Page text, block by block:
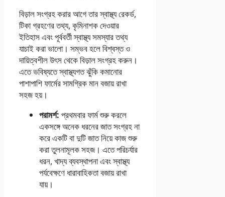
বিড়াল সংগ্রহ করার আগে তার স্বাস্থ্য রেকর্ড,
টিকা গ্রহণের তথ্য, কৃমিনাশক দেওয়ার
ইতিহাস এবং পূর্ববর্তী স্বাস্থ্য সমস্যার তথ্য
যাচাই করা ভালো। সম্ভব হলে বিশ্বস্ত ও
দায়িত্বশীল উৎস থেকে বিড়াল সংগ্রহ করুন।
এতে ভবিষ্যতে স্বাস্থ্যগত ঝুঁকি কমানোর
পাশাপাশি ফার্মের সামগ্রিক মান বজায় রাখা
সহজ হয়।
পরামর্শ: প্রথমবার ফার্ম শুরু করলে
একসঙ্গে অনেক ধরনের জাত সংগ্রহ না
করে একটি বা দুটি জাত নিয়ে কাজ শুরু
করা তুলনামূলক সহজ। এতে পরিচর্যার
ধরন, খাদ্য ব্যবস্থাপনা এবং স্বাস্থ্য
পর্যবেক্ষণে ধারাবাহিকতা বজায় রাখা
যায়।